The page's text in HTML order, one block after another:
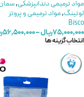
مواد ترمیمی دندانپزشکی,
لوتینگ,مواد ترمیمی و پروتز
Bisco
۷۵,۰۰۰,۰۰۰ریال–۵۶,۵۰۰,۰۰۰
انتخاب گزینه ها